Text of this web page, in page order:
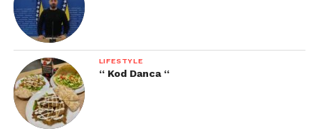
LIFESTYLE
“ Kod Danca “